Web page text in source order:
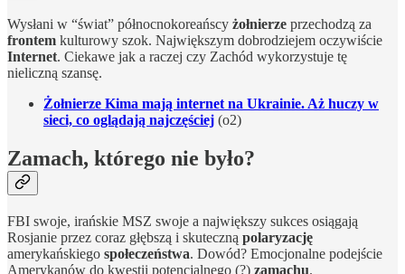
Wysłani w “świat” północnokoreańscy żołnierze przechodzą za
frontem kulturowy szok. Największym dobrodziejem oczywiście
Internet. Ciekawe jak a raczej czy Zachód wykorzystuje tę
nieliczną szansę.
Żołnierze Kima mają internet na Ukrainie. Aż huczy w
sieci, co oglądają najczęściej (o2)
Zamach, którego nie było?
FBI swoje, irańskie MSZ swoje a największy sukces osiągają
Rosjanie przez coraz głębszą i skuteczną polaryzację
amerykańskiego społeczeństwa. Dowód? Emocjonalne podejście
Amerykanów do kwestii potencjalnego (?) zamachu.